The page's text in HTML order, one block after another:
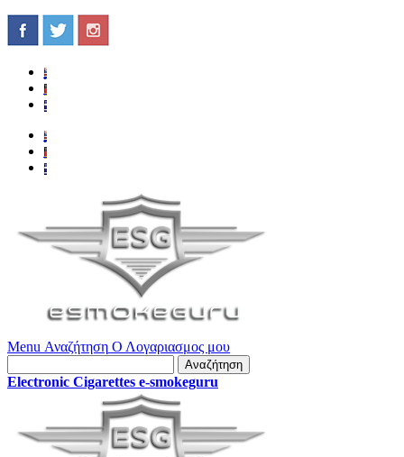
Menu Αναζήτηση Ο Λογαριασμος μου
Αναζήτηση
Electronic Cigarettes e-smokeguru